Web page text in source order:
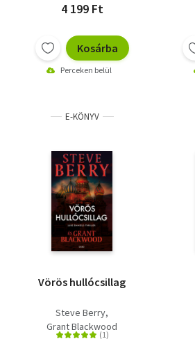
4 199 Ft
Kosárba
Perceken belül
E-KÖNYV
Vörös hullócsillag
Steve Berry
Grant Blackwood